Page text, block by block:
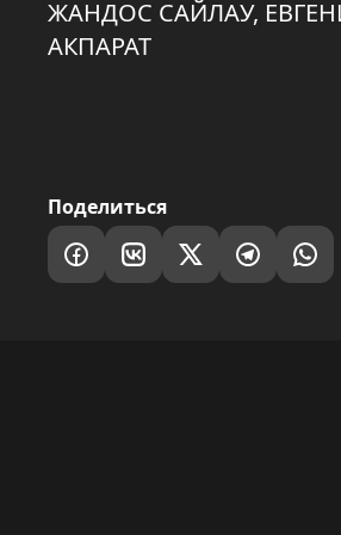
ЖАНДОС САЙЛАУ,
АКПАРАТ
Поделиться